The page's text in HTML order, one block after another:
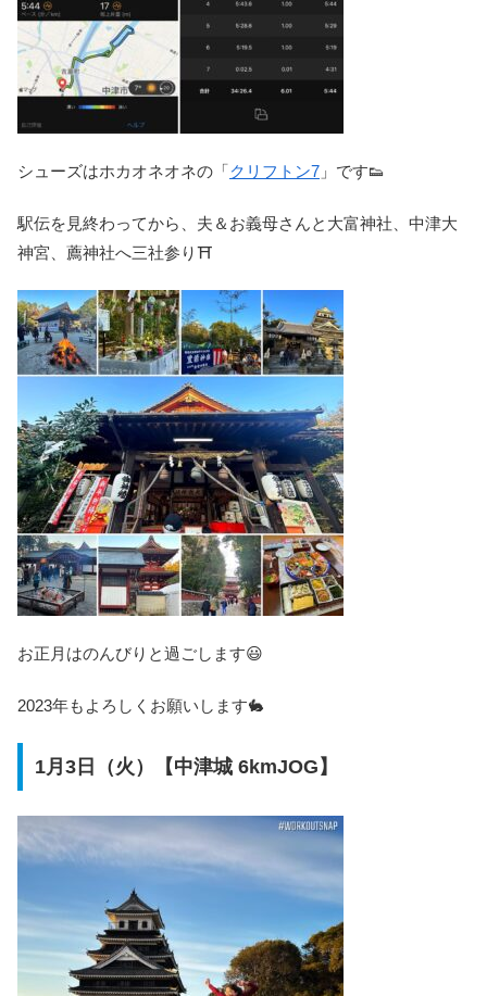
シューズはホカオネオネの「クリフトン7 」です👟
駅伝を見終わってから、夫＆お義母さんと大富神社、中津大
神宮、薦神社へ三社参り⛩
お正月はのんびりと過ごします😃
2023年もよろしくお願いします🐇
1月3日（火）【中津城 6kmJOG】